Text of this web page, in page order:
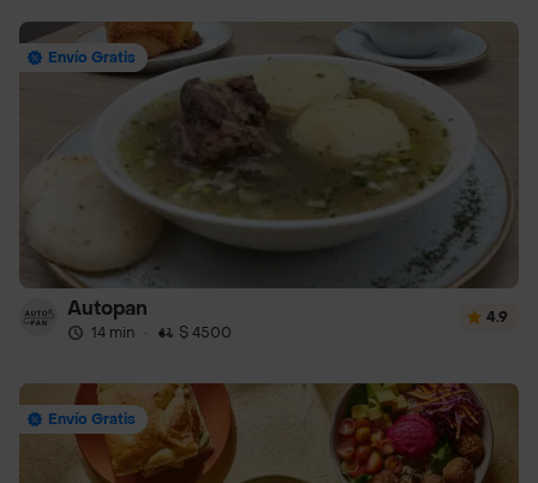
Envío Gratis
Autopan
14 min · $ 4500
4.9
Envío Gratis